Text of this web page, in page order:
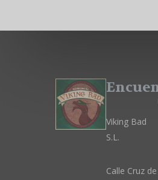
Viking Bad
S.L.
Calle Cruz de